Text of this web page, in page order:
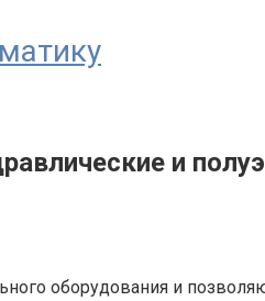
и
оборудования и